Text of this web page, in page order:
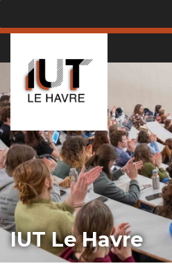
IUT Le Havre